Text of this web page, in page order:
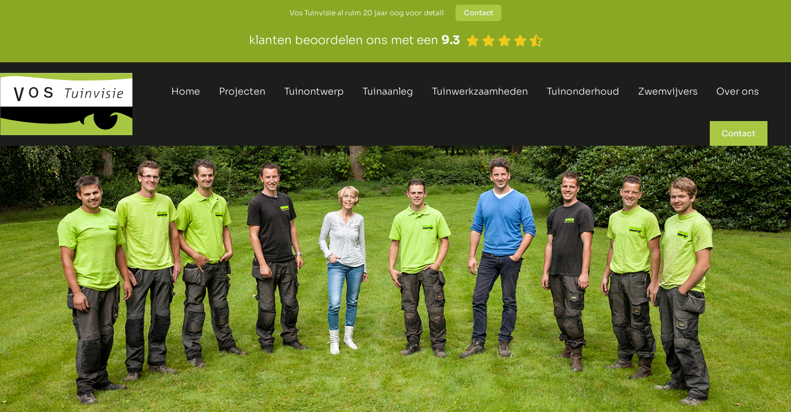
Vos Tuinvisie al ruim 20 jaar oog voor detail Contact
klanten beoordelen ons met een 9.3
Home Projecten Tuinontwerp Tuinaanleg Tuinwerkzaamheden Tuinonderhoud Zwemvijvers Over ons
Contact